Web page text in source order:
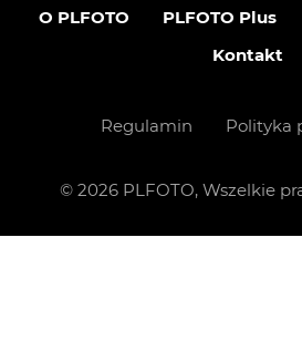
O PLFOTO PLFOTO Plus
Kontakt
Regulamin Polityka
© 2026PLFOTO, Wszelkie